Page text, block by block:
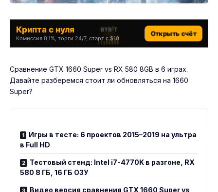
Крипта с нуля
Комиссия 0,1%, торги 24/7, старт с $10
Открыть счёт
Сравнение GTX 1660 Super vs RX 580 8GB в 6 играх.
Давайте разберемся стоит ли обновляться на 1660
Super?
Игры в тесте: 6 проектов 2015–2019 на ультра
в Full HD
Тестовый стенд: Intel i7-4770K в разгоне, RX
580 8 ГБ, 16 ГБ ОЗУ
Видео версия сравнения GTX 1660 Super vs